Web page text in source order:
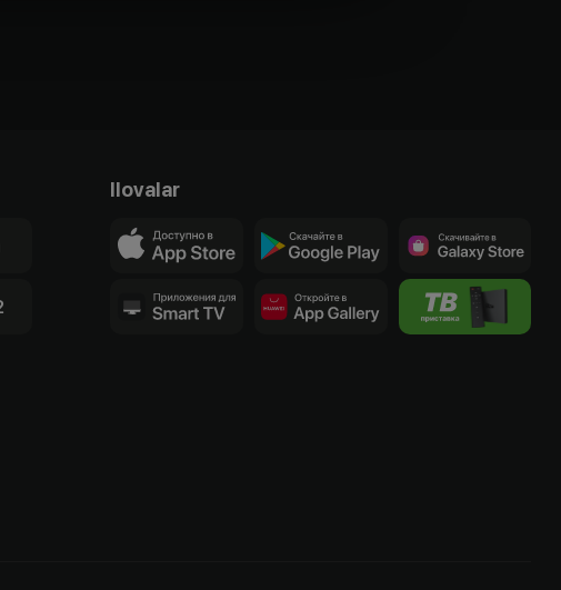
Ilovalar